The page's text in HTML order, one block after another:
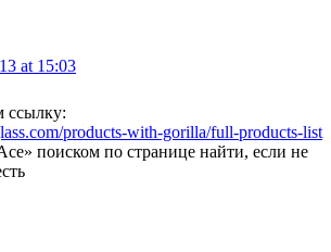
at 15:03
ссылку:
products-with-gorilla/full-products-list
поиском по странице найти, если не